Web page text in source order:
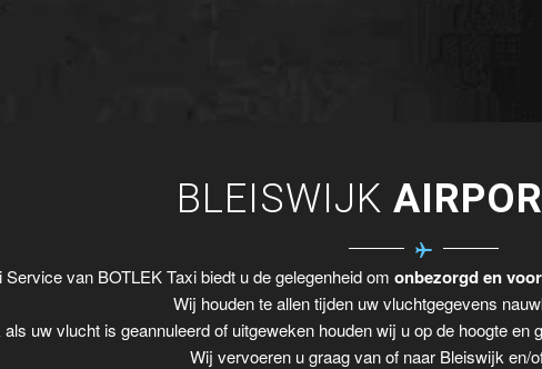
BLEISWIJK
Service van BOTLEK Taxi biedt u de gelegenheid om onbezorgd en
Wij houden te allen tijden uw vluchtgegevens
uw vlucht is geannuleerd of uitgeweken houden wij u op de hoogte
Wij vervoeren u graag van of naar Bleiswijk en/